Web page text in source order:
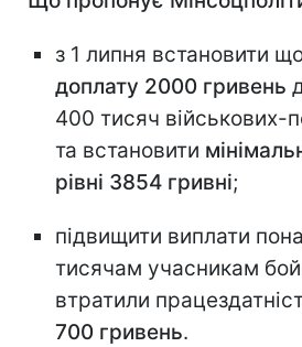
з 1 липня встановити
доплату 2000 гривень
400 тисяч військових-
та встановити
рівні 3854 гривні;
підвищити виплати
тисячам учасникам
втратили
700 гривень.